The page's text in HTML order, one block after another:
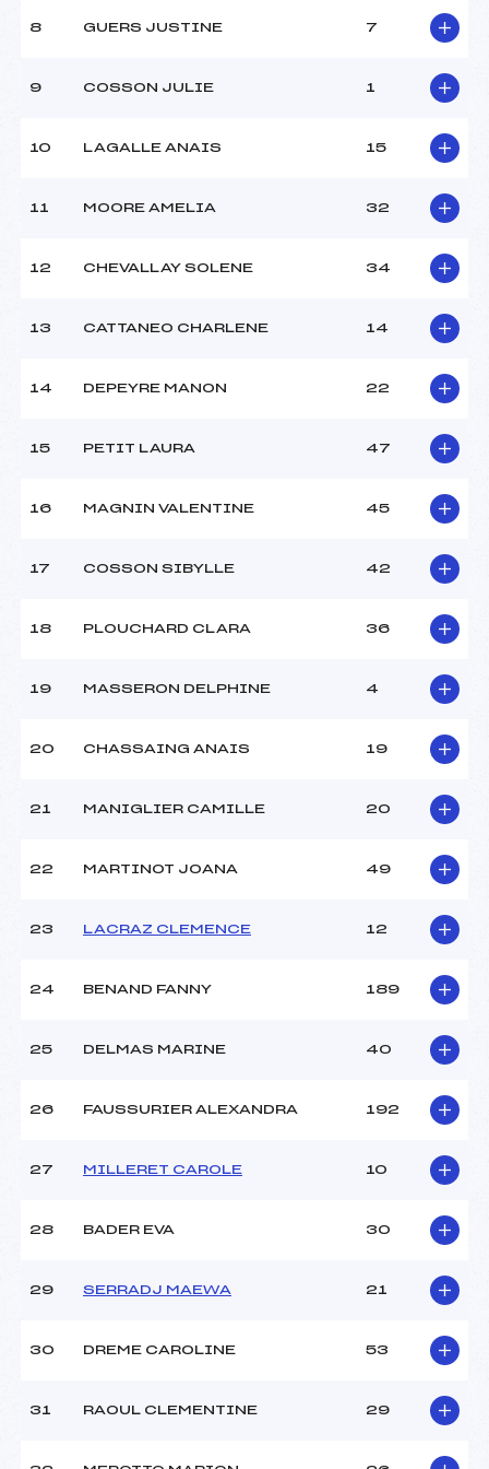
Ouvreurs A :
CLUB ()
CLUB ()
CLUB ()
Météo :
BEAU
29
Traceur :
TOURNIER LAURENT (MB)
CLUB ()
CLUB ()
Ouvreurs E :
CLUB ()
Pénalité appliquée :
74.9000
8 GUERS JUSTINE 7
9 COSSON JULIE 1
10 LAGALLE ANAIS 15
11 MOORE AMELIA 32
12 CHEVALLAY SOLENE 34
13 CATTANEO CHARLENE 14
14 DEPEYRE MANON 22
15 PETIT LAURA 47
16 MAGNIN VALENTINE 45
17 COSSON SIBYLLE 42
18 PLOUCHARD CLARA 36
19 MASSERON DELPHINE 4
20 CHASSAING ANAIS 19
21 MANIGLIER CAMILLE 20
22 MARTINOT JOANA 49
23 LACRAZ CLEMENCE 12
24 BENAND FANNY 189
25 DELMAS MARINE 40
26 FAUSSURIER ALEXANDRA 192
27 MILLERET CAROLE 10
28 BADER EVA 30
29 SERRADJ MAEWA 21
30 DREME CAROLINE 53
31 RAOUL CLEMENTINE 29